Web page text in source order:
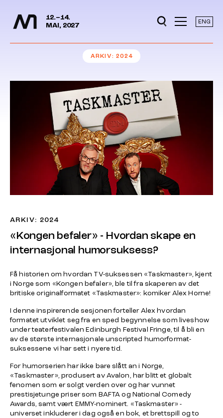
Hopp til hovedinnhold
12.–14.
MAI, 2027
ENG
ARKIV 2024
ARKIV: 2024
«Kongen befaler» - Hvordan skape en
internasjonal humorsuksess?
Få historien om hvordan TV-suksessen «Taskmaster», kjent
i Norge som «Kongen befaler», ble til fra skaperen av det
britiske originalformatet «Taskmaster»: komiker Alex Horne!
I denne inspirerende sesjonen forteller Alex hvordan
formatet utviklet seg fra en sped begynnelse som liveshow
under teaterfestivalen Edinburgh Festival Fringe, til å bli en
av de største internasjonale unscripted humorformat-
suksessene vi har sett i nyere tid.
For humorserien har ikke bare slått an i Norge,
«Taskmaster», produsert av Avalon, har blitt et globalt
fenomen som er solgt verden over og har vunnet
prestisjetunge priser som BAFTA og National Comedy
Awards, samt vært EMMY-nominert. «Taskmaster» -
universet inkluderer i dag også en bok, et brettspill og to